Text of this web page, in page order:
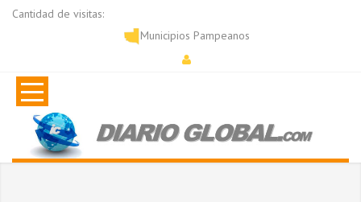
Cantidad de visitas:
Municipios Pampeanos